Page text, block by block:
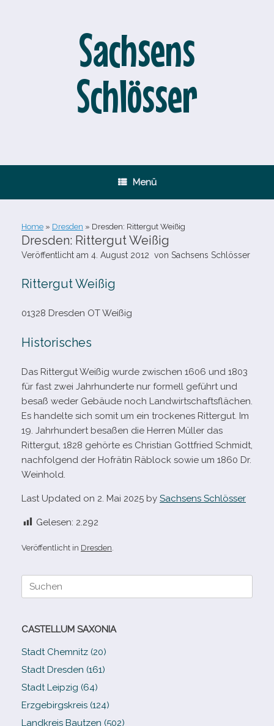
Sachsens
Schlösser
Menü
Home » Dresden » Dresden: Rittergut Weißig
Dresden: Rittergut Weißig
Veröffentlicht am 4. August 2012 von Sachsens Schlösser
Rittergut Weißig
01328 Dresden OT Weißig
Historisches
Das Rittergut Weißig wurde zwi­schen 1606 und 1803
für fast zwei Jahrhunderte nur for­mell geführt und
besaß weder Gebäude noch Landwirtschaftsflächen.
Es han­delte sich somit um ein tro­cke­nes Rittergut. Im
19. Jahrhundert besa­ßen die Herren Müller das
Rittergut, 1828 gehörte es Christian Gottfried Schmidt,
nach­fol­gend der Hofrätin Räblock sowie um 1860 Dr.
Weinhold.
Last Updated on 2. Mai 2025 by Sachsens Schlösser
Gelesen: 2.292
Veröffentlicht in Dresden
Suche
CASTELLUM SAXONIA
Stadt Chemnitz (20)
Stadt Dresden (161)
Stadt Leipzig (64)
Erzgebirgskreis (124)
Landkreis Bautzen (502)